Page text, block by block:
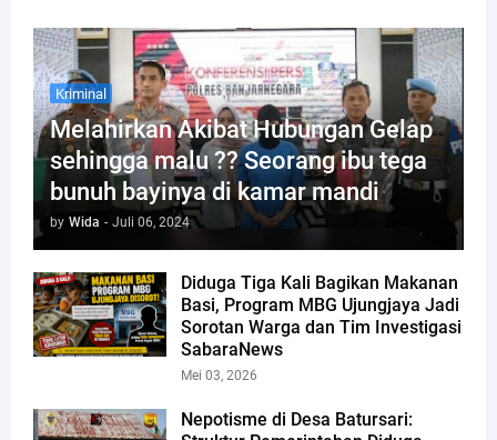
Kriminal
Melahirkan Akibat Hubungan Gelap
sehingga malu ?? Seorang ibu tega
bunuh bayinya di kamar mandi
by Wida - Juli 06, 2024
Diduga Tiga Kali Bagikan Makanan
Basi, Program MBG Ujungjaya Jadi
Sorotan Warga dan Tim Investigasi
SabaraNews
Mei 03, 2026
Nepotisme di Desa Batursari: